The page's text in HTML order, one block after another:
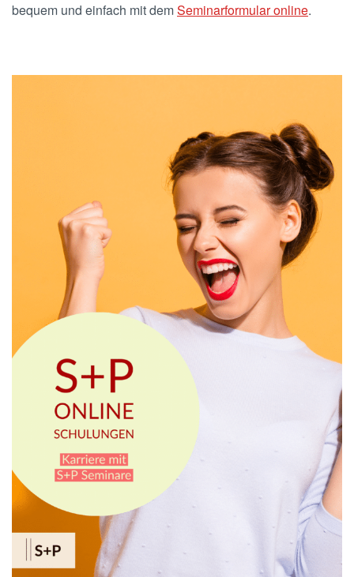
bequem und einfach mit demSeminarformular online.